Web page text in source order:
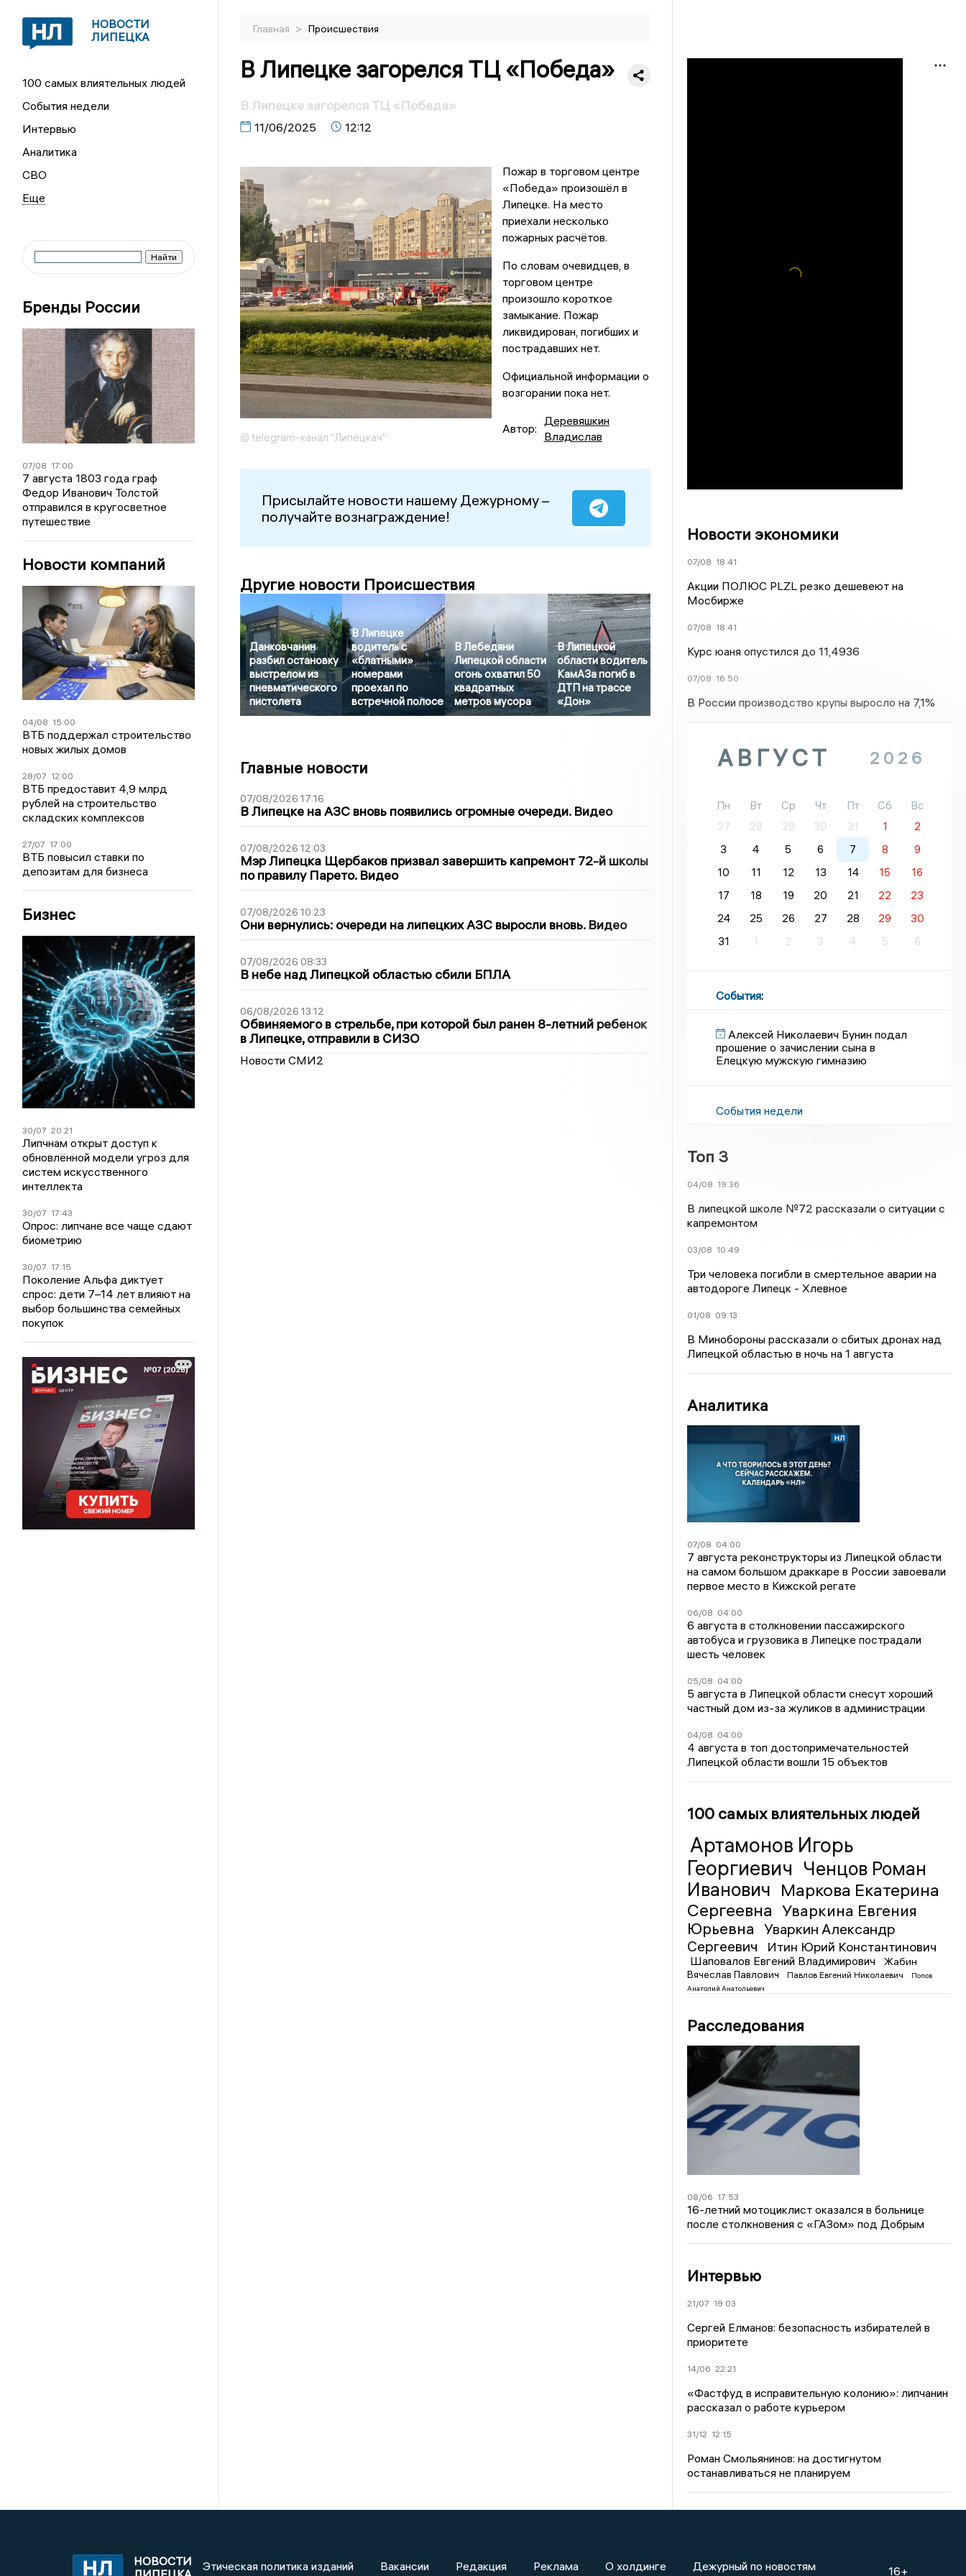
НОВОСТИ
ЛИПЕЦКА
100 самых влиятельных людей
События недели
Интервью
Аналитика
СВО
Бренды России
07/08 17:00
7 августа 1803 года граф
Федор Иванович Толстой
отправился в кругосветное
путешествие
Новости компаний
04/08 15:00
ВТБ поддержал строительство
новых жилых домов
28/07 12:00
ВТБ предоставит 4,9 млрд
рублей на строительство
складских комплексов
27/07 17:00
ВТБ повысил ставки по
депозитам для бизнеса
Бизнес
30/07 20:21
Липчнам открыт доступ к
обновлённой модели угроз для
систем искусственного
интеллекта
30/07 17:43
Опрос: липчане все чаще сдают
биометрию
30/07 17:15
Поколение Альфа диктует
спрос: дети 7–14 лет влияют на
выбор большинства семейных
покупок
Главная > Происшествия
В Липецке загорелся ТЦ «Победа»
В Липецке загорелся ТЦ «Победа»
11/06/2025 12:12
© telegram-канал "Липецкач"
Пожар в торговом центре
«Победа» произошёл в
Липецке. На место
приехали несколько
пожарных расчётов.
По словам очевидцев, в
торговом центре
произошло короткое
замыкание. Пожар
ликвидирован, погибших и
пострадавших нет.
Официальной информации о
возгорании пока нет.
Автор:
Деревяшкин
Владислав
Присылайте новости нашему Дежурному –
получайте вознаграждение!
Другие новости Происшествия
Данковчанин
разбил остановку
выстрелом из
пневматического
пистолета
В Липецке
водитель с
«блатными»
номерами
проехал по
встречной полосе
В Лебедяни
Липецкой области
огонь охватил 50
квадратных
метров мусора
В Липецкой
области водитель
КамАЗа погиб в
ДТП на трассе
«Дон»
Главные новости
07/08/2026 17:16
В Липецке на АЗС вновь появились огромные очереди. Видео
07/08/2026 12:03
Мэр Липецка Щербаков призвал завершить капремонт 72-й школы
по правилу Парето. Видео
07/08/2026 10:23
Они вернулись: очереди на липецких АЗС выросли вновь. Видео
07/08/2026 08:33
В небе над Липецкой областью сбили БПЛА
06/08/2026 13:12
Обвиняемого в стрельбе, при которой был ранен 8-летний ребенок
в Липецке, отправили в СИЗО
Новости СМИ2
Новости экономики
07/08 18:41
Акции ПОЛЮС PLZL резко дешевеют на
Мосбирже
07/08 18:41
Курс юаня опустился до 11,4936
07/08 16:50
В России производство крупы выросло на 7,1%
АВГУСТ 2026
Пн Вт Ср Чт Пт Сб
Вс
27
28 29 30 31 1
2
3
4 5 6 7 8
9
10
11 12 13 14 15
16
17
18 19 20 21 22
23
24
25 26 27 28 29
30
31
1 2 3 4 5 6
События:
Алексей Николаевич Бунин подал
прошение о зачислении сына в
Елецкую мужскую гимназию
События недели
Топ 3
04/08 19:36
В липецкой школе №72 рассказали о ситуации с
капремонтом
03/08 10:49
Три человека погибли в смертельное аварии на
автодороге Липецк - Хлевное
01/08 09:13
В Минобороны рассказали о сбитых дронах над
Липецкой областью в ночь на 1 августа
Аналитика
07/08 04:00
7 августа реконструкторы из Липецкой области
на самом большом драккаре в России завоевали
первое место в Кижской регате
06/08 04:00
6 августа в столкновении пассажирского
автобуса и грузовика в Липецке пострадали
шесть человек
05/08 04:00
5 августа в Липецкой области снесут хороший
частный дом из-за жуликов в администрации
04/08 04:00
4 августа в топ достопримечательностей
Липецкой области вошли 15 объектов
100 самых влиятельных людей
Артамонов Игорь
Георгиевич Ченцов Роман
Иванович Маркова Екатерина
Сергеевна Уваркина Евгения
Юрьевна
Уваркин Александр
Сергеевич
Итин Юрий Константинович
Шаповалов Евгений Владимирович
Жабин
Вячеслав Павлович
Павлов Евгений Николаевич
Попов
Анатолий Анатольевич
Расследования
08/06 17:53
16-летний мотоциклист оказался в больнице
после столкновения с «ГАЗом» под Добрым
Интервью
21/07 19:03
Сергей Елманов: безопасность избирателей в
приоритете
14/06 22:21
«Фастфуд в исправительную колонию»: липчанин
рассказал о работе курьером
31/12 12:15
Роман Смольянинов: на достигнутом
останавливаться не планируем
НОВОСТИ
Этическая политика изданий Вакансии Редакция Реклама О холдинге Дежурный по новостям 16+